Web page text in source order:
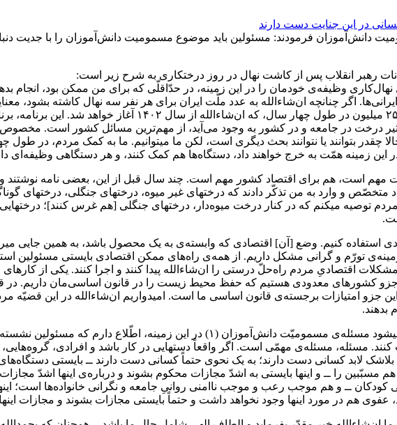
فرمودند: مسئولین باید موضوع مسمومیت دانش‌آموزان را با جدیت
رهبر انقلاب پس از کاشت نهال در روز درختکاری به شرح زیر است:
وظیفه‌ی خودمان را در این زمینه، در حدّاقلّی که برای من ممکن بود، انجام
اگر چنانچه ان‌شاءالله به عدد ملّت ایران برای هر نفر سه نهال کاشته بشود،
دولت در مورد ایجاد یک میلیارد نهال تحقّق پیدا خواهد کرد؛ یعنی سالی ۲۵۰
درخت در جامعه و در کشور به وجود می‌آید، از مهم‌ترین مسائل کشور است.
در این زمینه همّت به خرج خواهند داد، دستگاه‌ها هم کمک کنند، و هر دستگاهی وظیفه‌ای
است، هم برای اقتصاد کشور مهم است. چند سال قبل از این، بعضی نامه نوشتند و
و وارد به من تذکّر دادند که درختهای غیر میوه، درختهای جنگلی، درختهای
میکنم که در کنار درخت میوه‌دار، درختهای جنگلی [هم غرس کنند]؛
استفاده کنیم. وضع [آن] اقتصادی که وابسته‌ی به یک محصول باشد، به همین جایی
تورّم و گرانی مشکل داریم. از همه‌ی راه‌های ممکن اقتصادی بایستی مسئولین
مشکلات اقتصادیِ مردم راه‌حلّ درستی را ان‌شاءالله پیدا کنند و اجرا کنند. یکی از
ما جزو کشورهای معدودی هستیم که حفظ محیط زیست را در قانون اساسی‌مان داریم.
امتیازات برجسته‌ی قانون اساسی ما است. امیدواریم ان‌شاءالله در این قضیّه مردم
بدهند.
من میخواهم یک اشاره‌ای هم بکنم به مسئله‌ی رایجِ این روزها که گفته میشود مسئله‌ی مسمومیّت
مسئله، مسئله‌ی مهمّی است. اگر واقعاً دستهایی در کار باشد و افرادی، گروه‌هایی،
لابد کسانی دست دارند؛ به یک نحوی حتماً کسانی دست دارند ــ بایستی
هم مسبّبین را ــ و اینها بایستی به اشدّ مجازات محکوم بشوند و درباره‌ی اینها اشدّ
ــ و هم موجب رعب و موجب ناامنی روانیِ جامعه و نگرانی خانواده‌ها است؛
عفوی هم در مورد اینها وجود نخواهد داشت و حتماً بایستی مجازات بشوند و مجازات